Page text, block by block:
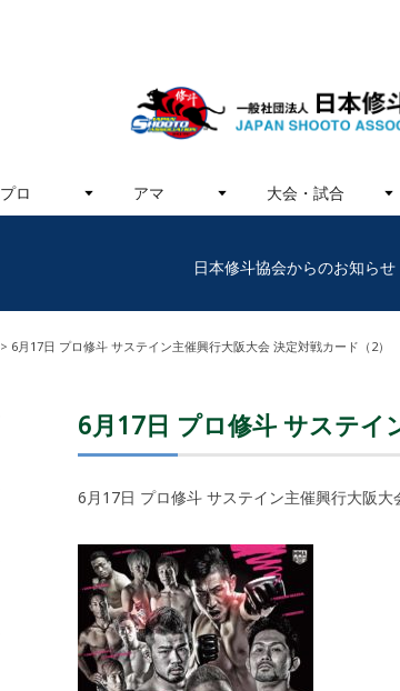
プロ アマ 大会・試合
日本修斗協会からのお知らせ
6月17日 プロ修斗 サステイン主催興行大阪大会 決定対戦カード（2）
6月17日 プロ修斗 サステイ
6月17日 プロ修斗 サステイン主催興行大阪大